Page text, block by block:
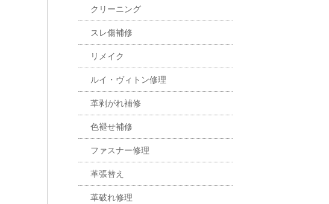
クリーニング
スレ傷補修
リメイク
ルイ・ヴィトン修理
革剥がれ補修
色褪せ補修
ファスナー修理
革張替え
革破れ修理